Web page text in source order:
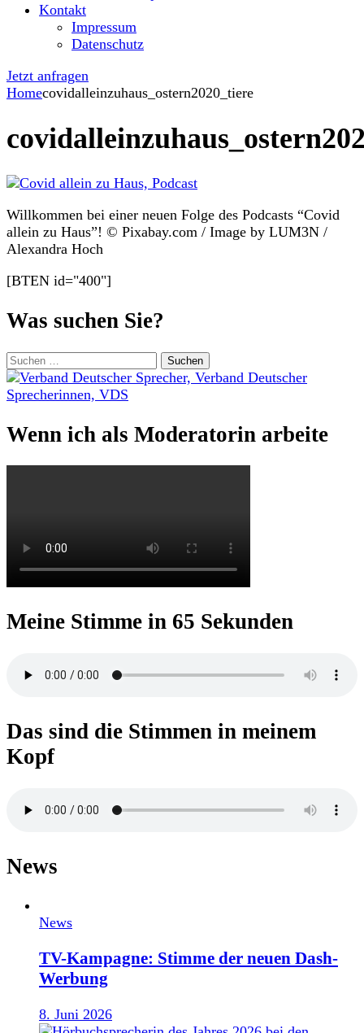
Kontakt
Impressum
Datenschutz
Jetzt anfragen
Homecovidalleinzuhaus_ostern2020_tiere
Willkommen bei einer neuen Folge des Podcasts “Covid
allein zu Haus”! © Pixabay.com / Image by LUM3N /
Alexandra Hoch
[BTEN id="400"]
Was suchen Sie?
Suchen
nach:
Wenn ich als Moderatorin arbeite
Meine Stimme in 65 Sekunden
Das sind die Stimmen in meinem
Kopf
News
News
TV-Kampagne: Stimme der neuen Dash-
Werbung
8. Juni 2026